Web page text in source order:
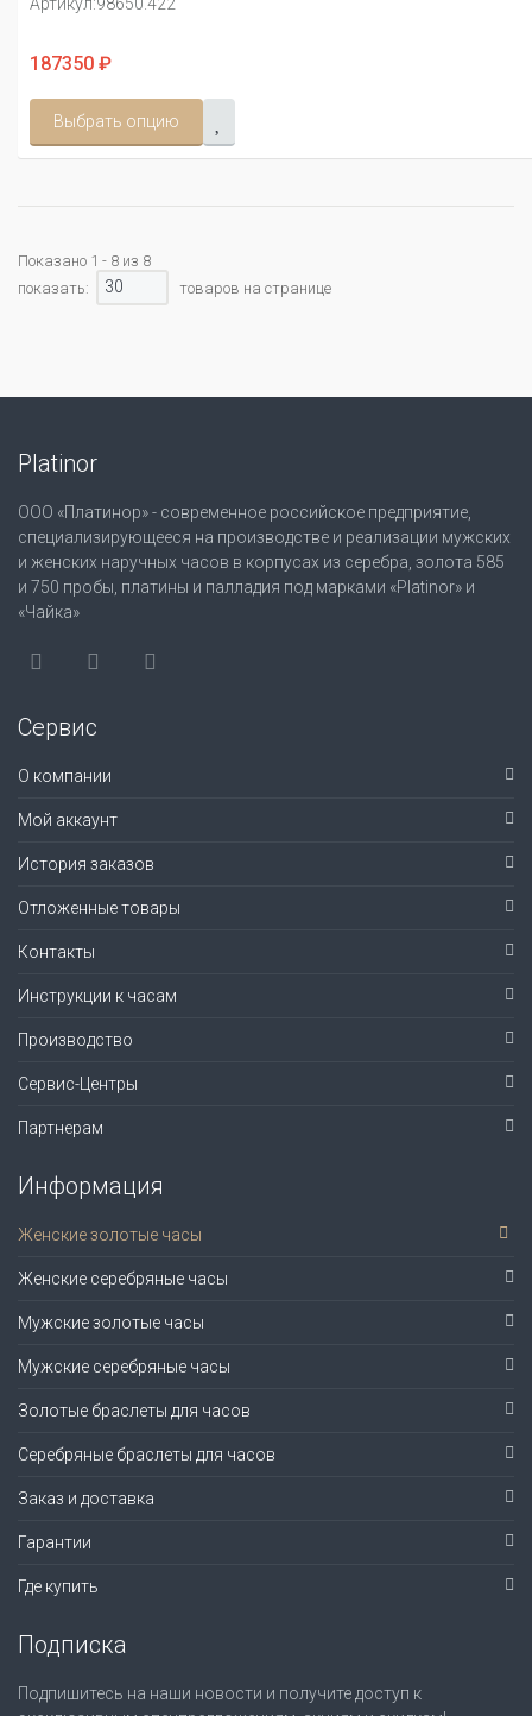
Артикул:98650.422
187350 ₽
Выбрать опцию
Показано 1 - 8 из 8
показать:
30 товаров на странице
Platinor
ООО «Платинор» - современное российское предприятие,
специализирующееся на производстве и реализации мужских
и женских наручных часов в корпусах из серебра, золота 585
и 750 пробы, платины и палладия под марками «Platinor» и
«Чайка»
Сервис
О компании
Мой аккаунт
История заказов
Отложенные товары
Контакты
Инструкции к часам
Производство
Сервис-Центры
Партнерам
Информация
Женские золотые часы
Женские серебряные часы
Мужские золотые часы
Мужские серебряные часы
Золотые браслеты для часов
Серебряные браслеты для часов
Заказ и доставка
Гарантии
Где купить
Подписка
Подпишитесь на наши новости и получите доступ к